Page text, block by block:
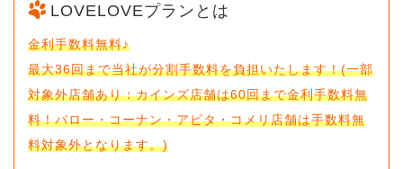
LOVELOVEプランとは
金利手数料無料♪
最大36回まで当社が分割手数料を負担いたします！(一部
対象外店舗あり：カインズ店舗は60回まで金利手数料無
料！バロー・コーナン・アピタ・コメリ店舗は手数料無
料対象外となります。)